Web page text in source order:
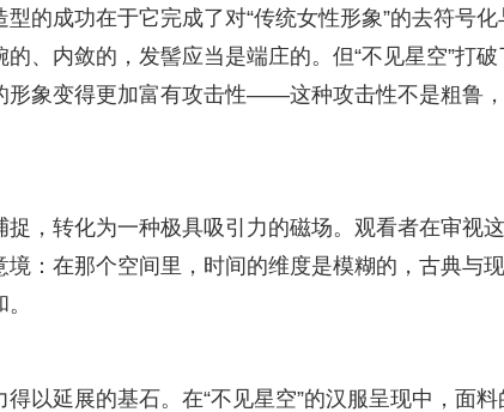
的成功在于它完成了对“传统女性形象”的去符号化
、内敛的，发髻应当是端庄的。但“不见星空”打
形象变得更加富有攻击性——这种攻击性不是粗鲁，
捉，转化为一种极具吸引力的磁场。观看者在审视
：在那个空间里，时间的维度是模糊的，古典与
以延展的基石。在“不见星空”的汉服呈现中，面